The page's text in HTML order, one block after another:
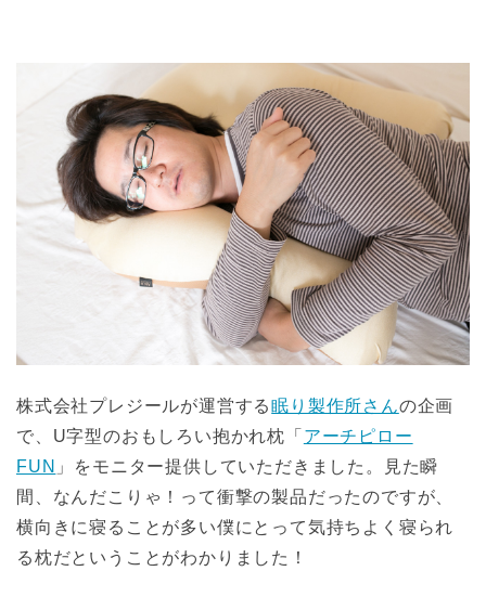
株式会社プレジールが運営する眠り製作所さんの企画
で、U字型のおもしろい抱かれ枕「 アーチピロー
FUN 」をモニター提供していただきました。見た瞬
間、なんだこりゃ！って衝撃の製品だったのですが、
横向きに寝ることが多い僕にとって気持ちよく寝られ
る枕だということがわかりました！